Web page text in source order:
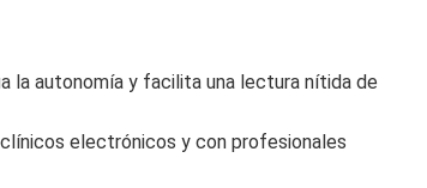
la autonomía y facilita una lectura nítida de
electrónicos y con profesionales